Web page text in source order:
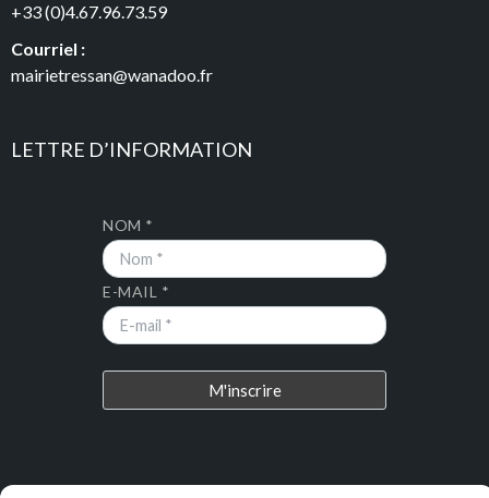
+33 (0)4.67.96.73.59
Courriel :
mairietressan@wanadoo.fr
LETTRE D’INFORMATION
NOM *
E-MAIL *
DERNIERS ARTICLES